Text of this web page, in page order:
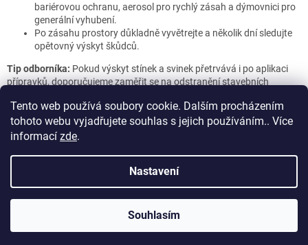
Tento web používá soubory cookie. Dalším procházením
tohoto webu vyjadřujete souhlas s jejich používáním.. Více
informací zde.
Nastavení
Souhlasím
bariérovou ochranu, aerosol pro rychlý zásah a dýmovnici pro
generální vyhubení.
Po zásahu prostory důkladně vyvětrejte a několik dní sledujte
opětovný výskyt škůdců.
Tip odborníka: Pokud výskyt stínek a svinek přetrvává i po aplikaci
přípravků, doporučujeme zaměřit se na odstranění stavebních
postupem vám rádi poradíme – kontaktujte tým Hubim.cz!
Copyright 2026DERATIZACE Hubim.cz s.r.o.. Všechna práva
vyhrazena.